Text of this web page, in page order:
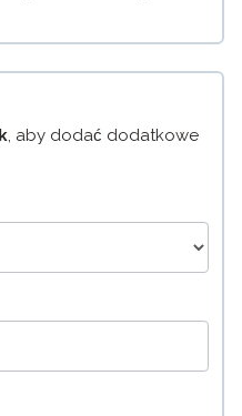
, aby dodać dodatkowe